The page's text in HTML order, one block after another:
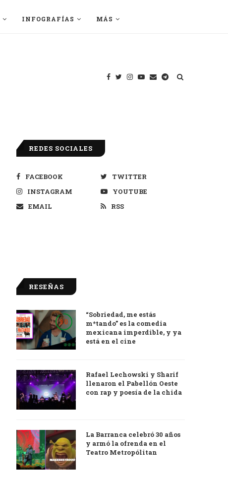
INFOGRAFÍAS MÁS
REDES SOCIALES
FACEBOOK
TWITTER
INSTAGRAM
YOUTUBE
EMAIL
RSS
RESEÑAS
9.0
“Sobriedad, me estás
m*tando” es la comedia
mexicana imperdible, y ya
está en el cine
Rafael Lechowski y Sharif
llenaron el Pabellón Oeste
con rap y poesía de la chida
La Barranca celebró 30 años
y armó la ofrenda en el
Teatro Metropólitan